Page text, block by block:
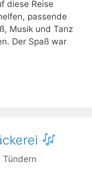
diese Reise
passende
Musik und Tanz
Der Spaß war
Tündern